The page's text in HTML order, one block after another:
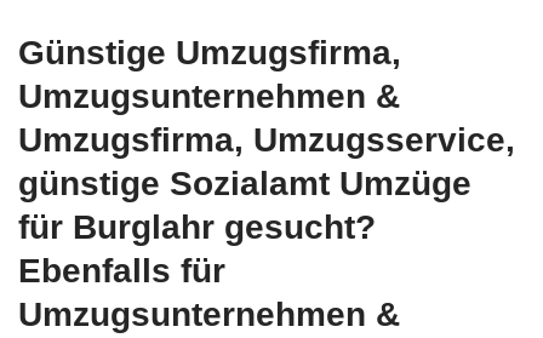
Günstige Umzugsfirma,
Umzugsunternehmen &
Umzugsfirma, Umzugsservice,
günstige Sozialamt Umzüge
für Burglahr gesucht?
Ebenfalls für
Umzugsunternehmen &